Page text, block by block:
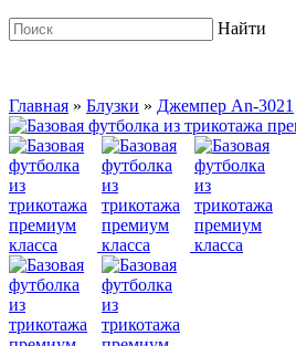
Найти
Главная » Блузки » Джемпер An-3021